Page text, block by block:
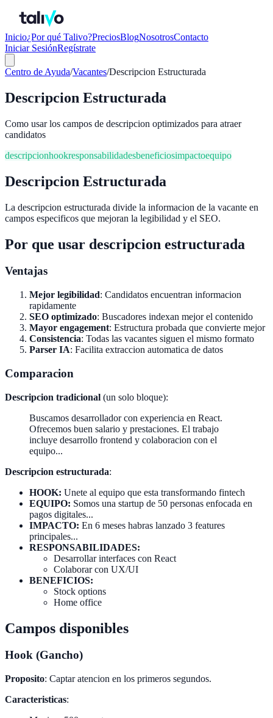
Inicio¿Por qué Talivo?PreciosBlogNosotrosContacto
Iniciar SesiónRegístrate
Centro de Ayuda/Vacantes/Descripcion Estructurada
Descripcion Estructurada
Como usar los campos de descripcion optimizados para atraer
candidatos
descripcionhookresponsabilidadesbeneficiosimpactoequipo
Descripcion Estructurada
La descripcion estructurada divide la informacion de la vacante en
campos especificos que mejoran la legibilidad y el SEO.
Por que usar descripcion estructurada
Ventajas
Mejor legibilidad: Candidatos encuentran informacion
rapidamente
SEO optimizado: Buscadores indexan mejor el contenido
Mayor engagement: Estructura probada que convierte mejor
Consistencia: Todas las vacantes siguen el mismo formato
Parser IA: Facilita extraccion automatica de datos
Comparacion
Descripcion tradicional (un solo bloque):
Buscamos desarrollador con experiencia en React.
Ofrecemos buen salario y prestaciones. El trabajo
incluye desarrollo frontend y colaboracion con el
equipo...
Descripcion estructurada:
HOOK: Unete al equipo que esta transformando fintech
EQUIPO: Somos una startup de 50 personas enfocada en
pagos digitales...
IMPACTO: En 6 meses habras lanzado 3 features
principales...
RESPONSABILIDADES:
Desarrollar interfaces con React
Colaborar con UX/UI
BENEFICIOS:
Stock options
Home office
Campos disponibles
Hook (Gancho)
Proposito: Captar atencion en los primeros segundos.
Caracteristicas: